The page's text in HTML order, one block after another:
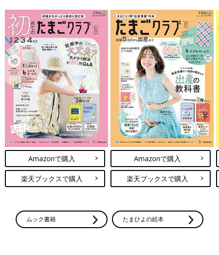
山田花絵さん
『たまひよの写真スタジオ』センター南店店長だけでなく、カメ
ラマンとしても日々たくさんの赤ちゃん・ファミリー撮影を担当
しています。明るい笑顔で、お子さまの自然な表情をひきだして
※この記事は「たまひよONLINE」で過去に公開されたもので
す。
Amazonで購入
楽天ブックスで購入
Amazonで購入
楽天ブックスで購入
ムック書籍 たまひよの絵本